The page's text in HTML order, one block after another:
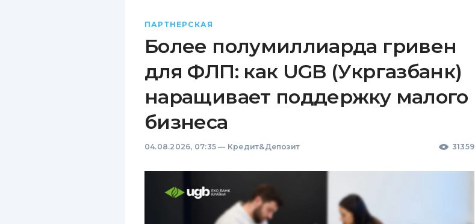
ПАРТНЕРСКАЯ
Более полумиллиарда гривен
для ФЛП: как UGB (Укргазбанк)
наращивает поддержку малого
бизнеса
04.08.2026, 07:35 — Кредит&Депозит 31359